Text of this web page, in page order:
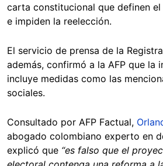
carta constitucional que definen
e impiden la reelección.
El servicio de prensa de la
además, confirmó a la AFP que la
incluye medidas como las
sociales.
Consultado por AFP Factual,
abogado colombiano experto en
explicó que “es falso que el